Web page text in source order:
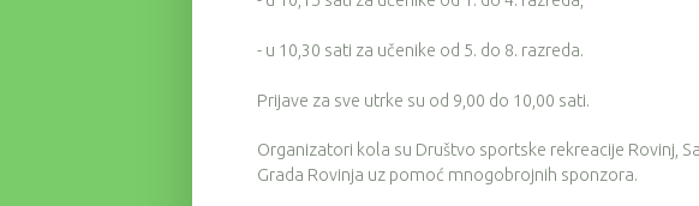
- u 10,30 sati za učenike od 5. do 8. razreda.
Prijave za sve utrke su od 9,00 do 10,00 sati.
Organizatori kola su Društvo sportske rekreacije Rovinj,
Grada Rovinja uz pomoć mnogobrojnih sponzora.